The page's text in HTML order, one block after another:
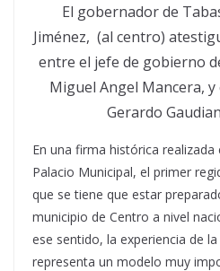
El gobernador de
Jiménez, (al centro)
entre el jefe de gobierno
Miguel Angel Mancera, y
Gerardo
En una firma histórica realizada
Palacio Municipal, el primer
que se tiene que estar
municipio de Centro a nivel
ese sentido, la experiencia de
representa un modelo muy